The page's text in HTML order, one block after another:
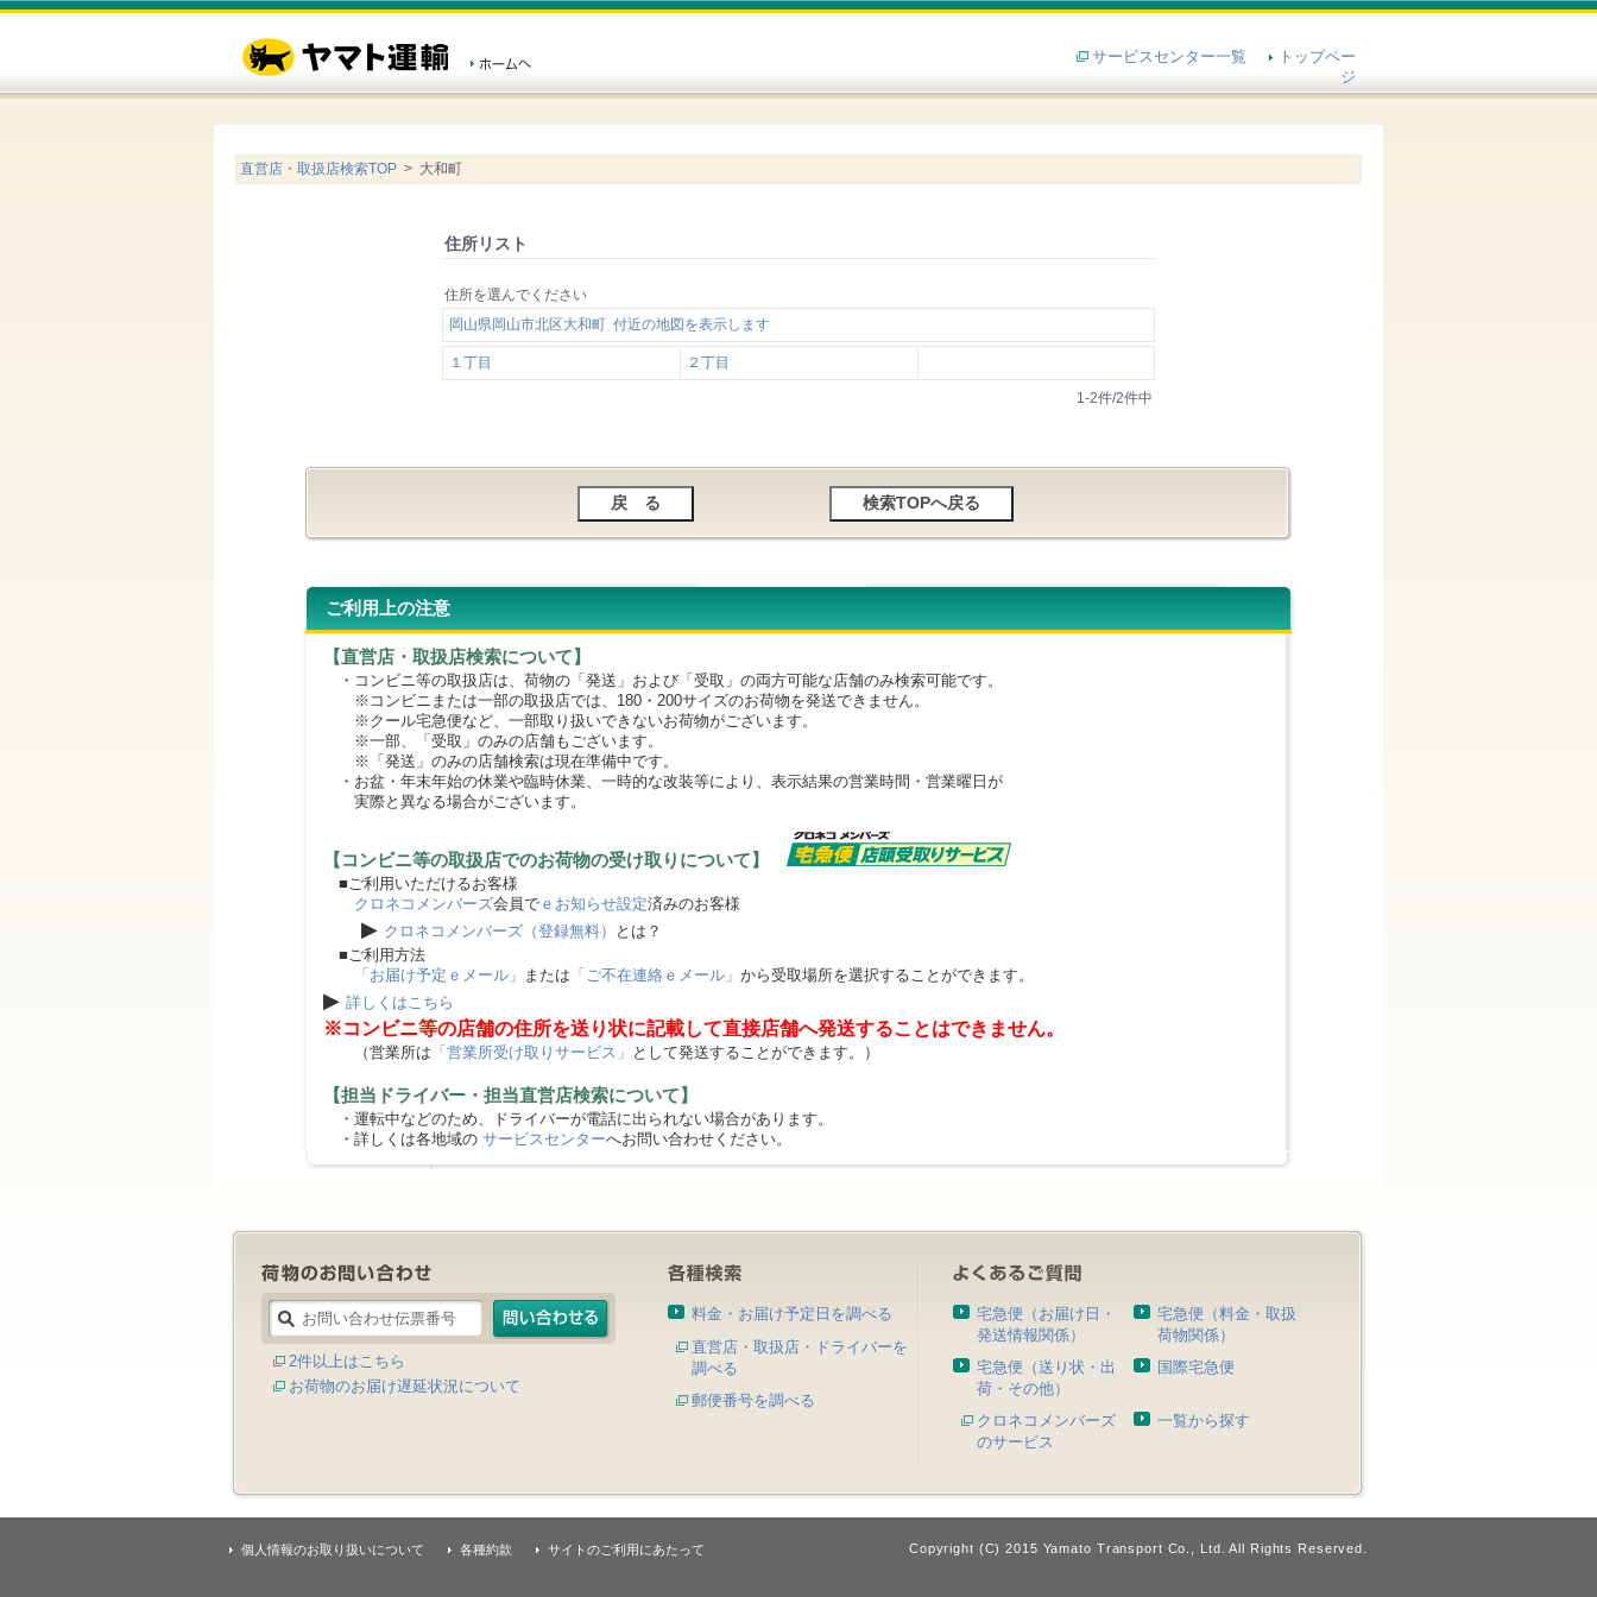
サービスセンター一覧
トップペー
ジ
直営店・取扱店検索TOP > 大和町
住所リスト
住所を選んでください
岡山県岡山市北区大和町 付近の地図を表示します
１丁目 ２丁目
1-2件/2件中
ご利用上の注意
【直営店・取扱店検索について】
・コンビニ等の取扱店は、荷物の「発送」および「受取」の両方可能な店舗のみ検索可能です。
※コンビニまたは一部の取扱店では、180・200サイズのお荷物を発送できません。
※クール宅急便など、一部取り扱いできないお荷物がございます。
※一部、「受取」のみの店舗もございます。
※「発送」のみの店舗検索は現在準備中です。
・お盆・年末年始の休業や臨時休業、一時的な改装等により、表示結果の営業時間・営業曜日が
実際と異なる場合がございます。
【コンビニ等の取扱店でのお荷物の受け取りについて】
■ご利用いただけるお客様
クロネコメンバーズ会員で ｅお知らせ設定済みのお客様
▶ クロネコメンバーズ（登録無料）
とは？
■ご利用方法
「お届け予定ｅメール」 または 「ご不在連絡ｅメール」 から受取場所を選択することができます。
▶ 詳しくはこちら
※コンビニ等の店舗の住所を送り状に記載して直接店舗へ発送することはできません。
（営業所は 「営業所受け取りサービス」 として発送することができます。）
【担当ドライバー・担当直営店検索について】
・運転中などのため、ドライバーが電話に出られない場合があります。
・詳しくは各地域の サービスセンターへお問い合わせください。
2件以上はこちら
お荷物のお届け遅延状況について
料金・お届け予定日を調べる
直営店・取扱店・ドライバーを
調べる
郵便番号を調べる
宅急便（お届け日・
発送情報関係）
宅急便（料金・取扱
荷物関係）
宅急便（送り状・出
荷・その他）
国際宅急便
クロネコメンバーズ
のサービス
一覧から探す
個人情報のお取り扱いについて 各種約款 サイトのご利用にあたって Copyright (C) 2015 Yamato Transport Co., Ltd. All Rights Reserved.